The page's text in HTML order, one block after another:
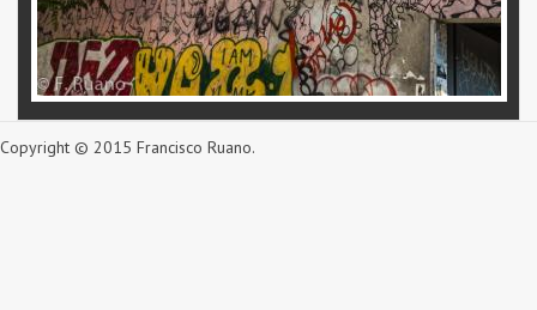
Copyright © 2015 Francisco Ruano.